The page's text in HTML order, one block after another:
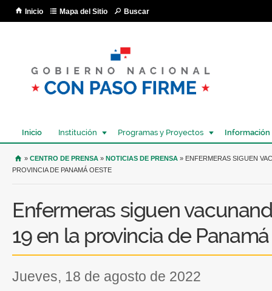
Inicio Mapa del Sitio Buscar
Inicio Institución Programas y Proyectos Información
USTED SE ENCUENTRA AQUÍ
» CENTRO DE PRENSA » NOTICIAS DE PRENSA » ENFERMERAS SIGUEN
PROVINCIA DE PANAMÁ OESTE
Enfermeras siguen
19 en la provincia de
jueves, 18 de agosto de 2022